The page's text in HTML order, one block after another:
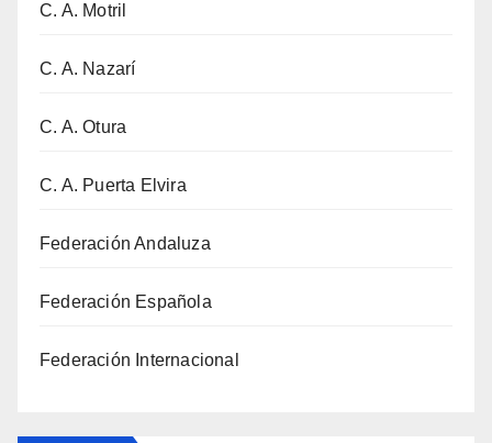
C. A. Motril
C. A. Nazarí
C. A. Otura
C. A. Puerta Elvira
Federación Andaluza
Federación Española
Federación Internacional